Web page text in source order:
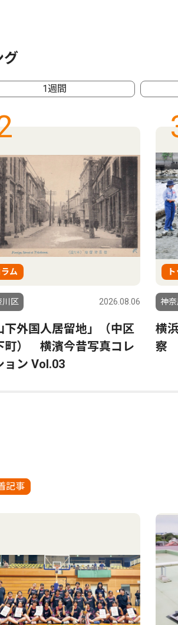
グ
1週間
ム
川区 2026.08.06
下外国人居留地」（中区
町） 横濱今昔写真コレ
ョン Vol.03
神
横
察
記事